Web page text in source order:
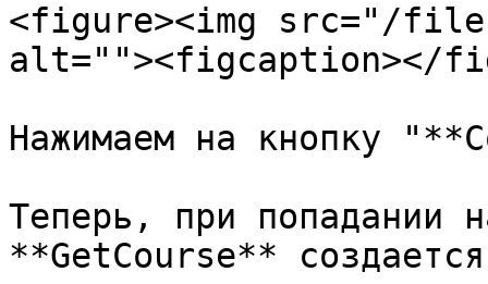
<figure><img src="/files/
alt=""><figcaption></
Нажимаем на кнопку
Теперь, при попадании
**GetCourse**